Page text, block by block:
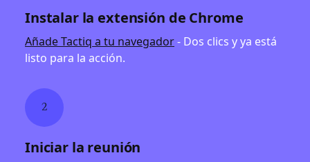
Instalar la extensión de Chrome
Añade Tactiq a tu navegador- Dos clics y ya está
listo para la acción.
2
Iniciar la reunión